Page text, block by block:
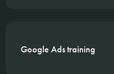
Google Ads training